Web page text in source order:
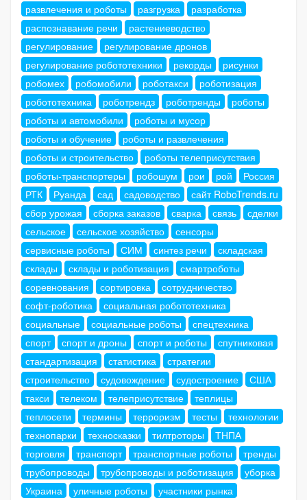
развлечения и роботы
разгрузка
разработка
распознавание речи
растениеводство
регулирование
регулирование дронов
регулирование робототехники
рекорды
рисунки
робомех
робомобили роботакси
роботизация
робототехника
роботрендз роботренды
роботы
роботы и автомобили
роботы и мусор
роботы и обучение
роботы и развлечения
роботы и строительство
роботы телеприсутствия
роботы-транспортеры
робошум рои рой
Россия
РТК
Руанда сад садоводство
сайт RoboTrends.ru
сбор урожая
сборка заказов сварка связь
сделки
сельское
сельское хозяйство
сенсоры
сервисные роботы
СИМ синтез речи
складская
склады
склады и роботизация
смартроботы
соревнования
сортировка
сотрудничество
софт-роботика
социальная робототехника
социальные
социальные роботы
спецтехника
спорт
спорт и дроны спорт и роботы
спутниковая
стандартизация
статистика
стратегии
строительство
судовождение судостроение
США
такси
телеком телеприсутствие
теплицы
теплосети
термины терроризм тесты
технологии
технопарки
техносказки тилтроторы
ТНПА
торговля
транспорт транспортные роботы
тренды
трубопроводы
трубопроводы и роботизация
уборка
Украина
уличные роботы
участники рынка